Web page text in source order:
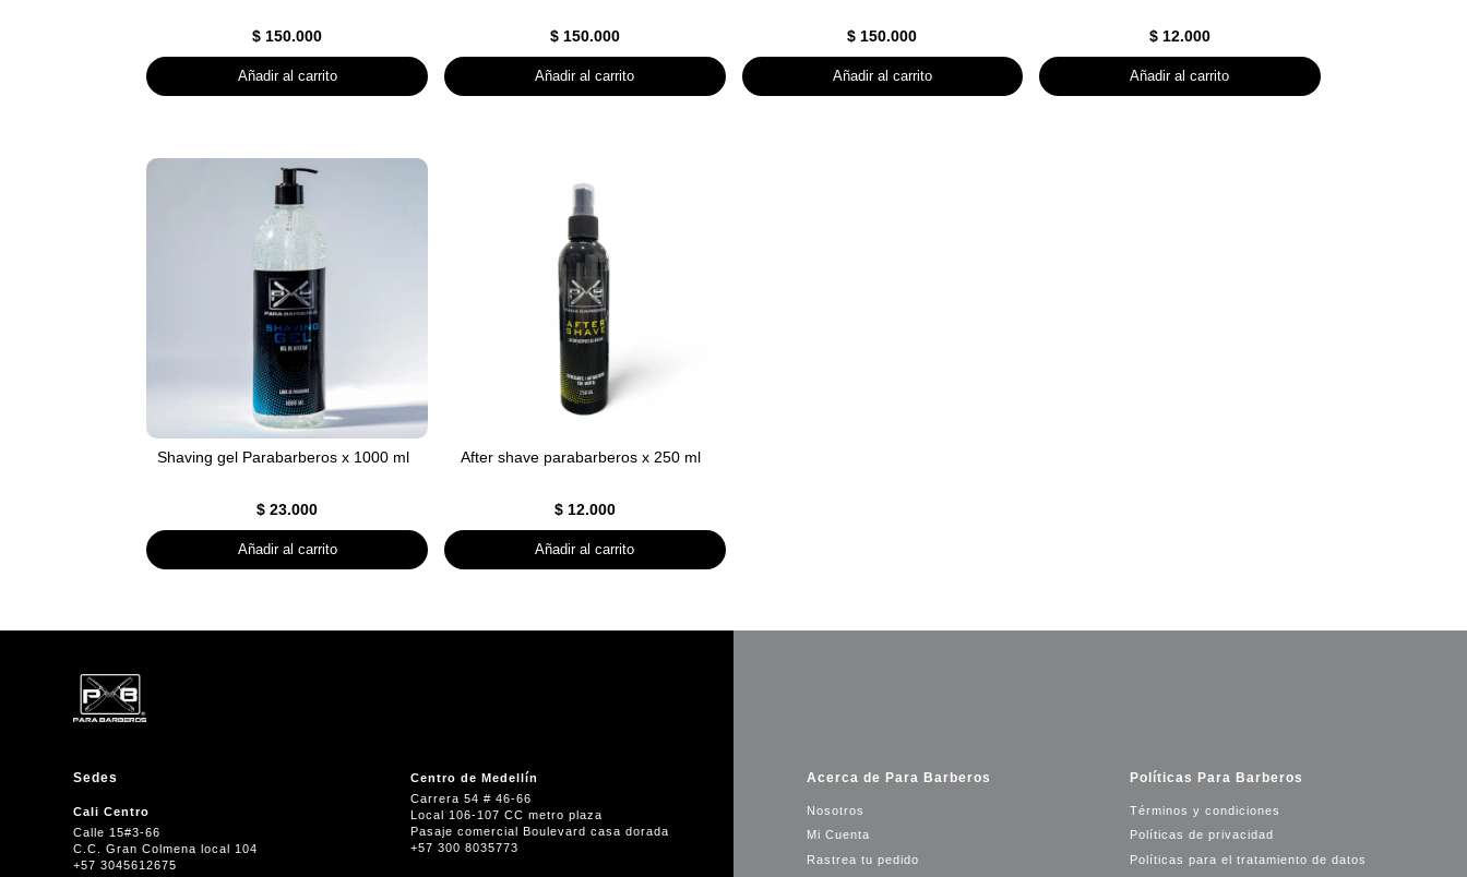
$ 150.000
Añadir al carrito
$150.000
Añadir al carrito
$ 150.000
Añadir al carrito
$12.000
Añadir al carrito
Shaving gel Parabarberos x 1000 ml
$ 23.000
Añadir al carrito
After shave parabarberos x 250 ml
$12.000
Añadir al carrito
Sedes
Cali Centro
Calle 15#3-66
C.C. Gran Colmena local 104
+57 3045612675
Centro de Medellín
Carrera 54 # 46-66
Local 106-107 CC metro plaza
Pasaje comercial Boulevard casa dorada
+57 300 8035773
Acerca de Para Barberos
Nosotros
Mi Cuenta
Rastrea tu pedido
Políticas Para Barberos
Términos y condiciones
Políticas de privacidad
Políticas para el tratamiento de datos